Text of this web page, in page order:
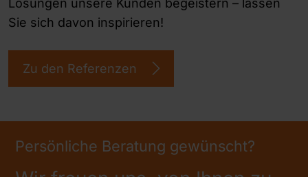
Lösungen unsere Kunden begeistern – lassen
Sie sich davon inspirieren!
Zu den Referenzen
Persönliche Beratung gewünscht?